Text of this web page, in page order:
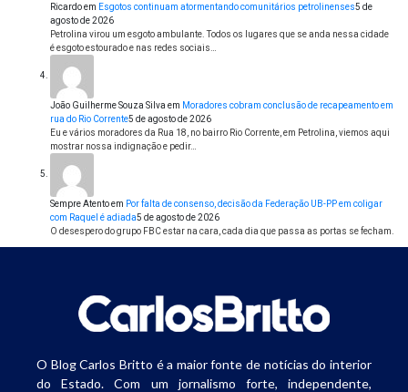
Ricardoem Esgotos continuam atormentando comunitários petrolinenses5 de
agosto de 2026
Petrolina virou um esgoto ambulante. Todos os lugares que se anda nessa cidade
é esgoto estourado e nas redes sociais…
João Guilherme Souza Silva em Moradores cobram conclusão de recapeamento em
rua do Rio Corrente5 de agosto de 2026
Eu e vários moradores da Rua 18, no bairro Rio Corrente, em Petrolina, viemos aqui
mostrar nossa indignação e pedir…
Sempre Atentoem Por falta de consenso, decisão da Federação UB-PP em coligar
com Raquel é adiada5 de agosto de 2026
O desespero do grupo FBC estar na cara, cada dia que passa as portas se fecham.
O Blog Carlos Britto é a maior fonte de notícias do interior
do Estado. Com um jornalismo forte, independente,